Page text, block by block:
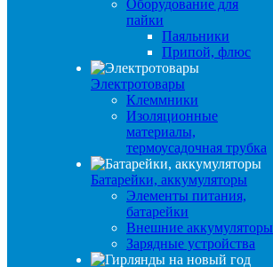
Оборудование для
пайки
Паяльники
Припой, флюс
Электротовары
Клеммники
Изоляционные
материалы,
термоусадочная трубка
Батарейки, аккумуляторы
Элементы питания,
батарейки
Внешние аккумуляторы
Зарядные устройства